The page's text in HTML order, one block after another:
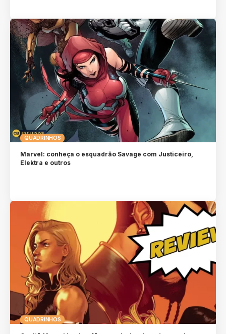
QUADRINHOS
Marvel: conheça o esquadrão Savage com Justiceiro,
Elektra e outros
QUADRINHOS